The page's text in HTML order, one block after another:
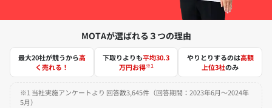
MOTAが選ばれる３つの理由
最大20社が競うから高
く売れる！
下取りよりも平均30.3
万円お得※1
やりとりするのは高額
上位3社のみ
※1 当社実施アンケートより 回答数3,645件（回答期間：2023年6月～2024年
5月）